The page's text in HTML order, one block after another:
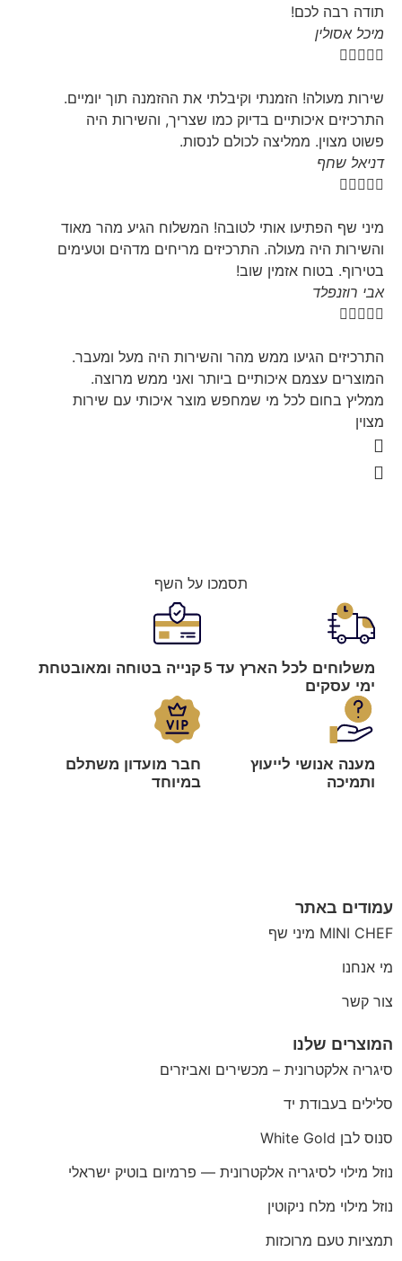
תודה רבה לכם!
מיכל אסולין

שירות מעולה! הזמנתי וקיבלתי את ההזמנה תוך יומיים.
התרכיזים איכותיים בדיוק כמו שצריך, והשירות היה
פשוט מצוין. ממליצה לכולם לנסות.
דניאל שחף

מיני שף הפתיעו אותי לטובה! המשלוח הגיע מהר מאוד
והשירות היה מעולה. התרכיזים מריחים מדהים וטעימים
בטירוף. בטוח אזמין שוב!
אבי רוזנפלד

התרכיזים הגיעו ממש מהר והשירות היה מעל ומעבר.
המוצרים עצמם איכותיים ביותר ואני ממש מרוצה.
ממליץ בחום לכל מי שמחפש מוצר איכותי עם שירות
מצוין
תסמכו על השף
משלוחים לכל הארץ עד 5
ימי עסקים
קנייה בטוחה ומאובטחת
מענה אנושי לייעוץ
ותמיכה
חבר מועדון משתלם
במיוחד
עמודים באתר
MINI CHEF מיני שף
מי אנחנו
צור קשר
המוצרים שלנו
סיגריה אלקטרונית – מכשירים ואביזרים
סלילים בעבודת יד
סנוס לבן White Gold
נוזל מילוי לסיגריה אלקטרונית — פרמיום בוטיק ישראלי
נוזל מילוי מלח ניקוטין
תמציות טעם מרוכזות